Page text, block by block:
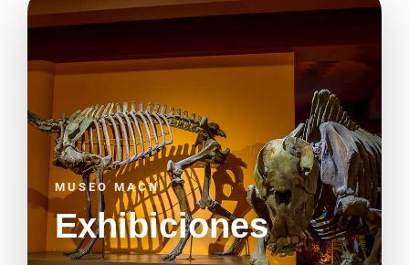
MUSEO MACN
Exhibiciones